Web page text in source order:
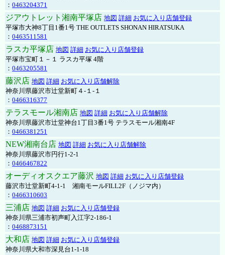
： 0463204371
ジアウトレット湘南平塚店 地図 詳細 お気に入り店舗登録
平塚市大神8丁目1番1号 THE OUTLETS SHONAN HIRATSUKA
： 0463511581
ラスカ平塚店 地図 詳細 お気に入り店舗登録
平塚市宝町１－１ ラスカ平塚 4階
： 0463205581
藤沢店 地図 詳細 お気に入り店舗解除
神奈川県藤沢市辻堂新町４-１-１
： 0466316377
テラスモール湘南店 地図 詳細 お気に入り店舗解除
神奈川県藤沢市辻堂神台1丁目3番1号 テラスモール湘南4F
： 0466381251
NEW湘南台店 地図 詳細 お気に入り店舗解除
神奈川県藤沢市円行1-2-1
： 0466467822
オーディオスクエア藤沢 地図 詳細 お気に入り店舗登録
藤沢市辻堂新町4-1-1 湘南モールFILL2F（ノジマ内）
： 0466310603
三浦店 地図 詳細 お気に入り店舗登録
神奈川県三浦市初声町入江字2-186-1
： 0468873151
大和店 地図 詳細 お気に入り店舗登録
神奈川県大和市深見台1-1-18